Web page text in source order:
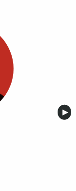
▶︎